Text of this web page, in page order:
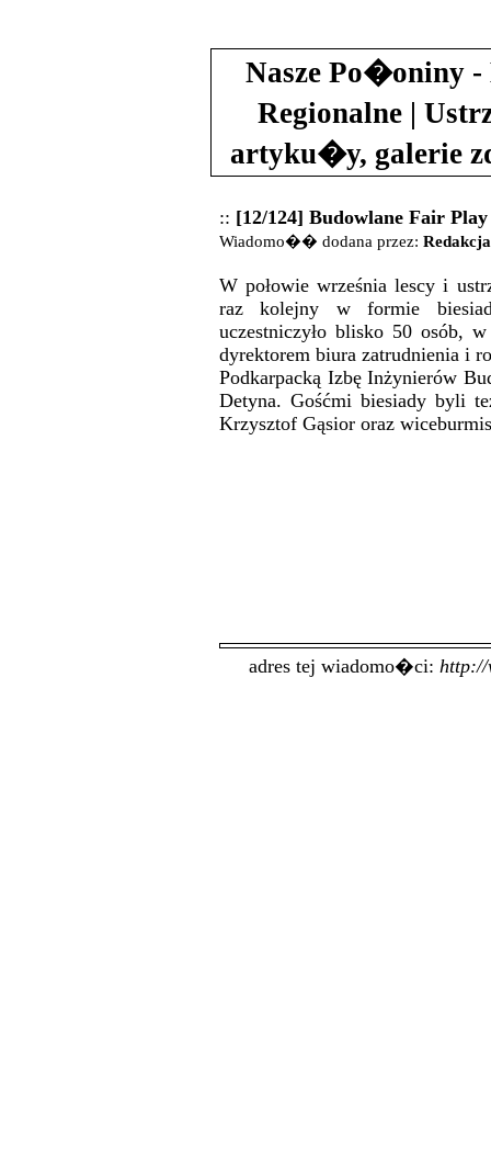
Nasze Po�oniny -
Regionalne |
artyku�y, galerie
:: [12/124] Budowlane Fair
Wiadomo�� dodana przez: Redakcja
W połowie września lescy i
raz kolejny w formie
uczestniczyło blisko 50 osób,
dyrektorem biura zatrudnienia i
Podkarpacką Izbę Inżynierów
Detyna. Gośćmi biesiady byli
Krzysztof Gąsior oraz
adres tej wiadomo�ci: http://